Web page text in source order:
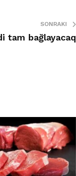
SONRAKI
tam bağlayacaq